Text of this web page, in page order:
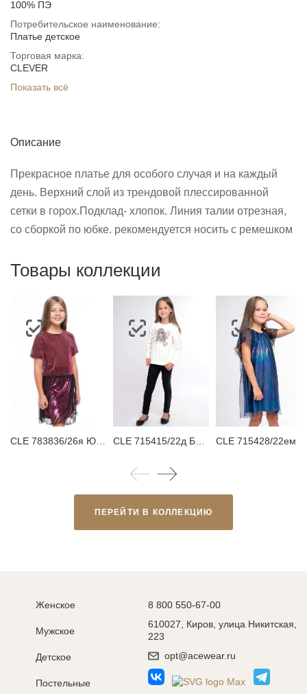
100% ПЭ
Потребительское наименование:
Платье детское
Торговая марка:
CLEVER
Показать всё
Описание
Прекрасное платье для особого случая и на каждый
день. Верхний слой из трендовой плессированной
сетки в горох.Подклад- хлопок. Линия талии отрезная,
со сборкой по юбке. рекомендуется носить с ремешком
Товары коллекции
ПЕРЕЙТИ В КОЛЛЕКЦИЮ
Женское
Мужское
Детское
Постельные
8 800 550-67-00
610027, Киров, улица Никитская,
223
opt@acewear.ru